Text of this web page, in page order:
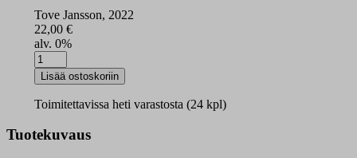
Tove Jansson, 2022
22,00 €
alv. 0%
Diidadálvi
määrä
Lisää ostoskoriin
Toimitettavissa heti varastosta (24 kpl)
Tuotekuvaus